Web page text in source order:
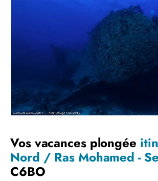
Vos vacances plongée
Nord / Ras Mohamed -
C6BO